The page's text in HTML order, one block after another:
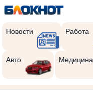
Новости Работа
Авто Медицина